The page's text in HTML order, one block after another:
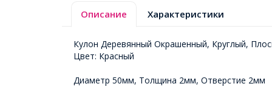
Описание Характеристики
Кулон Деревянный Окрашенный, Круглый,
Цвет: Красный
Диаметр 50мм, Толщина 2мм, Отверстие 2мм